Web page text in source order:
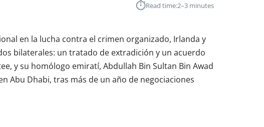
⏱︎Read time:2–3 minutes
en la lucha contra el crimen organizado, Irlanda y
bilaterales: un tratado de extradición y un acuerdo
y su homólogo emiratí, Abdullah Bin Sultan Bin Awad
Abu Dhabi, tras más de un año de negociaciones